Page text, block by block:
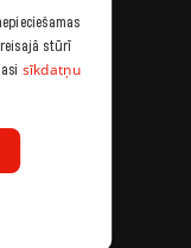
stūrī
sīkdatņu